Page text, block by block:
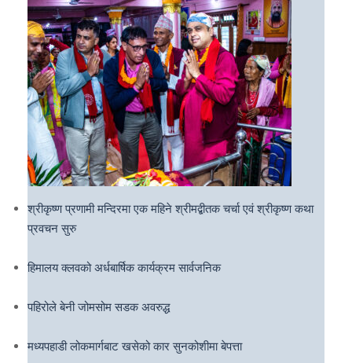
श्रीकृष्ण प्रणामी मन्दिरमा एक महिने श्रीमद्बीतक चर्चा एवं श्रीकृष्ण कथा
प्रवचन सुरु
हिमालय क्लवको अर्धबार्षिक कार्यक्रम सार्वजनिक
पहिरोले बेनी जोमसोम सडक अवरुद्ध
मध्यपहाडी लोकमार्गबाट खसेको कार सुनकोशीमा बेपत्ता